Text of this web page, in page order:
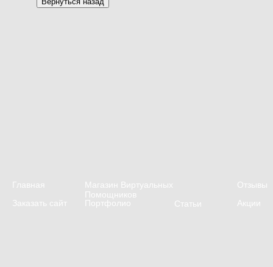
Главная
Магазин Виртуальных
Помощников
Отзывы
Заказать сайт
Портфолио Акции
Статьи